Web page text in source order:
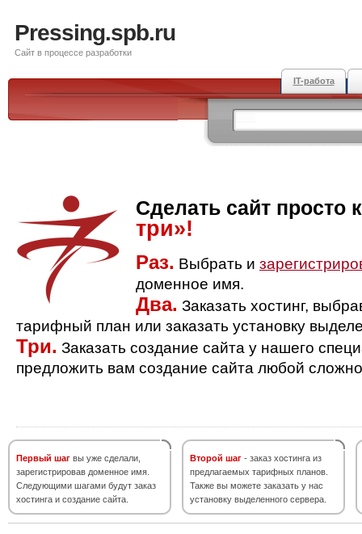
Pressing.spb.ru
Сайт в процессе разработки
IT-работа
Сделать сайт просто
три»!
Раз. Выбрать и
доменное имя.
Два. Заказать хостинг,
тарифный план или заказать установку
Три. Заказать создание сайта у нашего
предложить вам создание сайта любой
Первый шаг вы уже сделали,
зарегистрировав доменное имя.
Следующими шагами будут заказ
хостинга и создание сайта.
Второй шаг - заказ хостинга из
предлагаемых тарифных планов.
Также вы можете заказать у нас
установку выделенного сервера.